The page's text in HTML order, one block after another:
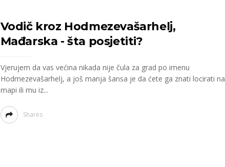
Vodič kroz Hodmezevašarhelj,
Mađarska - šta posjetiti?
Vjerujem da vas većina nikada nije čula za grad po imenu
Hodmezevašarhelj, a još manja šansa je da ćete ga znati locirati na
mapi ili mu iz...
Shares